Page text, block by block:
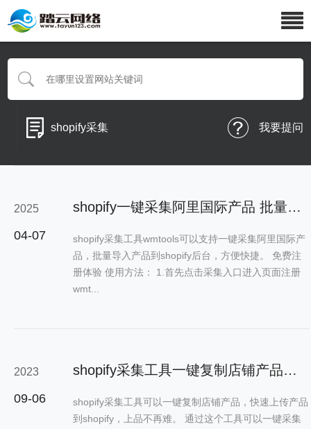
shopify采集 我要提问
2025
04-07
shopify一键采集阿里国际产品 批量上传到独立站后台
shopify采集工具wmtools可以支持一键采集阿里国际产
品，批量导入产品到shopify后台，方便快捷。 免费注
册体验 使用方法： 1.首先点击采集入口进入页面注册
wmt...
2023
09-06
shopify采集工具一键复制店铺产品，采集shopify分类批量上传产品工具
shopify采集工具可以一键复制店铺产品，快速上传产品
到shopify，上品不再难。 通过这个工具可以一键采集